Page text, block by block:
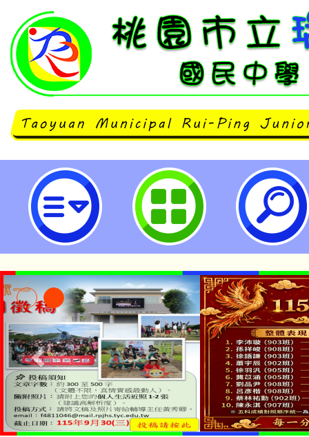
「食品迷思系列一食安新視界」影
桃園市立瑞坪國民中學
「本色祭」8/29、30在